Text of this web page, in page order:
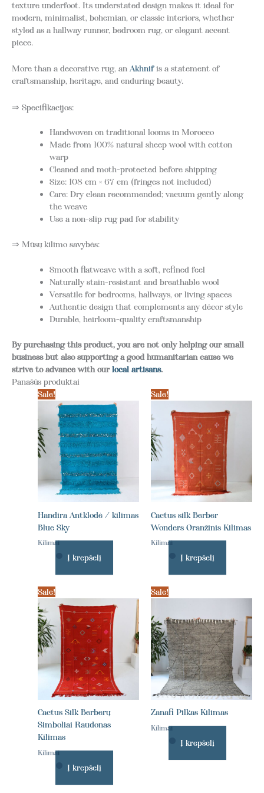
texture underfoot. Its understated design makes it ideal for
modern, minimalist, bohemian, or classic interiors, whether
styled as a hallway runner, bedroom rug, or elegant accent
piece.
More than a decorative rug, anAkhnifis a statement of
craftsmanship, heritage, and enduring beauty.
⇒ Specifikacijos:
Handwoven on traditional looms in Morocco
Made from 100% natural sheep wool with cotton
warp
Cleaned and moth-protected before shipping
Size: 108 cm × 67 cm (fringes not included)
Care: Dry clean recommended; vacuum gently along
the weave
Use a non-slip rug pad for stability
⇒ Mūsų kilimo savybės:
Smooth flatweave with a soft, refined feel
Naturally stain-resistant and breathable wool
Versatile for bedrooms, hallways, or living spaces
Authentic design that complements any décor style
Durable, heirloom-quality craftsmanship
By purchasing this product, you are not only helping our small
business but also supporting a good humanitarian cause we
strive to advance with ourlocal artisans.
Panašūs produktai
Sale!
Handira Antklodė / kilimas
Blue Sky
Kilimai
Į krepšelį
Sale!
Cactus silk Berber
Wonders Oranžinis Kilimas
Kilimai
Į krepšelį
Sale!
Cactus Silk Berberų
Simboliai Raudonas
Kilimas
Kilimai
Į krepšelį
Sale!
Zanafi Pilkas Kilimas
Kilimai
Į krepšelį